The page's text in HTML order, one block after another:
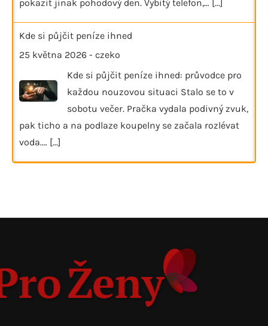
pokazit jinak pohodový den. Vybitý telefon,… [...]
Kde si půjčit peníze ihned
25 května 2026 - czeko
Kde si půjčit peníze ihned: průvodce pro
každou nouzovou situaci Stalo se to v
sobotu večer. Pračka vydala podivný zvuk,
pak ticho a na podlaze koupelny se začala rozlévat
voda.… [...]